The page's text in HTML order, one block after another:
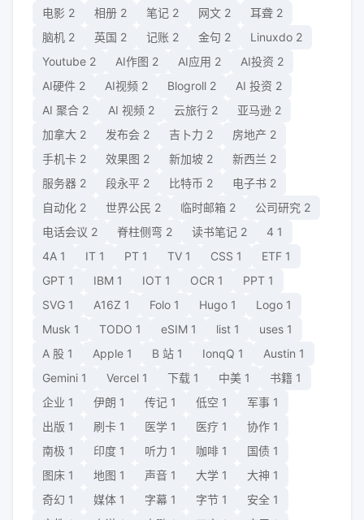
电影 2 相册 2 笔记 2 网文 2 耳聋 2
脑机 2 英国 2 记账 2 金句 2 Linuxdo 2
Youtube 2 AI作图 2 AI应用 2 AI投资 2
AI硬件 2 AI视频 2 Blogroll 2 AI 投资 2
AI 聚合 2 AI 视频 2 云旅行 2 亚马逊 2
加拿大 2 发布会 2 吉卜力 2 房地产 2
手机卡 2 效果图 2 新加坡 2 新西兰 2
服务器 2 段永平 2 比特币 2 电子书 2
自动化 2 世界公民 2 临时邮箱 2 公司研究 2
电话会议 2 脊柱侧弯 2 读书笔记 2 4 1
4A 1 IT 1 PT 1 TV 1 CSS 1 ETF 1
GPT 1 IBM 1 IOT 1 OCR 1 PPT 1
SVG 1 A16Z 1 Folo 1 Hugo 1 Logo 1
Musk 1 TODO 1 eSIM 1 list 1 uses 1
A 股 1 Apple 1 B 站 1 IonqQ 1 Austin 1
Gemini 1 Vercel 1 下载 1 中美 1 书籍 1
企业 1 伊朗 1 传记 1 低空 1 军事 1
出版 1 刷卡 1 医学 1 医疗 1 协作 1
南极 1 印度 1 听力 1 咖啡 1 国债 1
图床 1 地图 1 声音 1 大学 1 大神 1
奇幻 1 媒体 1 字幕 1 字节 1 安全 1